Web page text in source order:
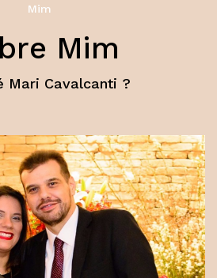
Mim
Mari Cavalcanti ?